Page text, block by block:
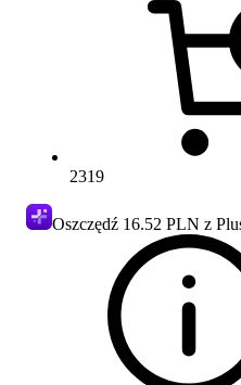
2319
Oszczędź 16.52 PLN z